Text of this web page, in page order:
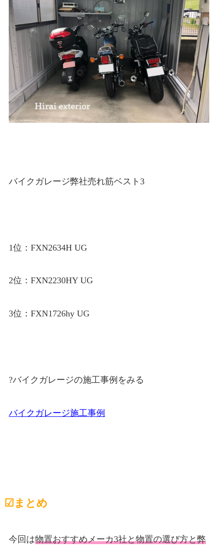
バイクガレージ弊社売れ筋ベスト3
1位：FXN2634H UG
2位：FXN2230HY UG
3位：FXN1726hy UG
?バイクガレージの施工事例をみる
バイクガレージ施工事例
☑︎まとめ
今回は物置おすすめメーカ3社と物置の選び方と弊